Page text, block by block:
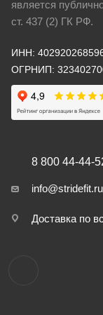
является
ст. 437 (2) ГК РФ.
ИНН:
ОГРНИП:
8 800 44-44-
info@stridefit.ru
Доставка по